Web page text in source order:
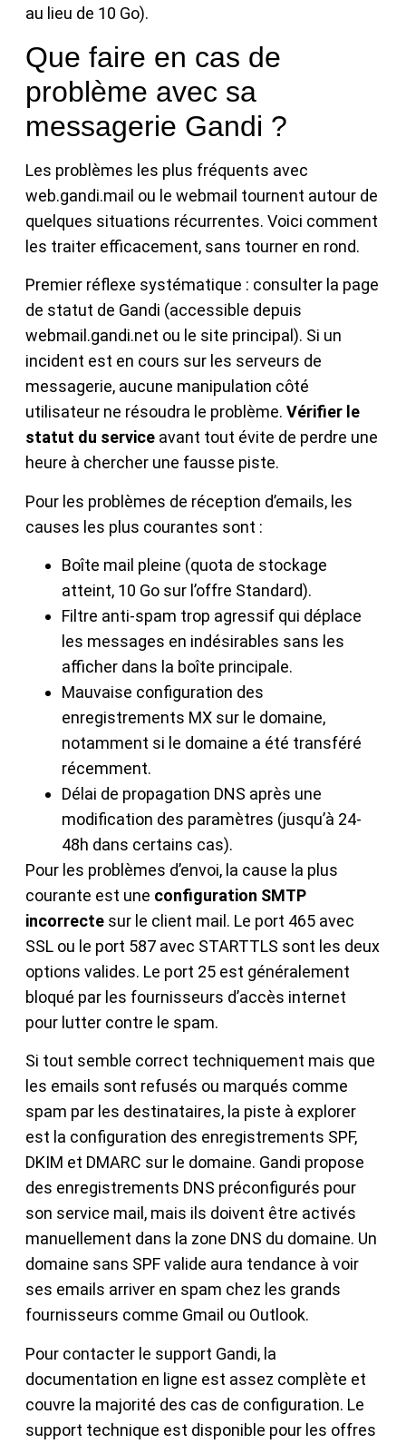
au lieu de 10 Go).
Que faire en cas de
problème avec sa
messagerie Gandi ?
Les problèmes les plus fréquents avec
web.gandi.mail ou le webmail tournent autour de
quelques situations récurrentes. Voici comment
les traiter efficacement, sans tourner en rond.
Premier réflexe systématique : consulter la page
de statut de Gandi (accessible depuis
webmail.gandi.net ou le site principal). Si un
incident est en cours sur les serveurs de
messagerie, aucune manipulation côté
utilisateur ne résoudra le problème. Vérifier le
statut du service avant tout évite de perdre une
heure à chercher une fausse piste.
Pour les problèmes de réception d’emails, les
causes les plus courantes sont :
Boîte mail pleine (quota de stockage
atteint, 10 Go sur l’offre Standard).
Filtre anti-spam trop agressif qui déplace
les messages en indésirables sans les
afficher dans la boîte principale.
Mauvaise configuration des
enregistrements MX sur le domaine,
notamment si le domaine a été transféré
récemment.
Délai de propagation DNS après une
modification des paramètres (jusqu’à 24-
48h dans certains cas).
Pour les problèmes d’envoi, la cause la plus
courante est une configuration SMTP
incorrecte sur le client mail. Le port 465 avec
SSL ou le port 587 avec STARTTLS sont les deux
options valides. Le port 25 est généralement
bloqué par les fournisseurs d’accès internet
pour lutter contre le spam.
Si tout semble correct techniquement mais que
les emails sont refusés ou marqués comme
spam par les destinataires, la piste à explorer
est la configuration des enregistrements SPF,
DKIM et DMARC sur le domaine. Gandi propose
des enregistrements DNS préconfigurés pour
son service mail, mais ils doivent être activés
manuellement dans la zone DNS du domaine. Un
domaine sans SPF valide aura tendance à voir
ses emails arriver en spam chez les grands
fournisseurs comme Gmail ou Outlook.
Pour contacter le support Gandi, la
documentation en ligne est assez complète et
couvre la majorité des cas de configuration. Le
support technique est disponible pour les offres